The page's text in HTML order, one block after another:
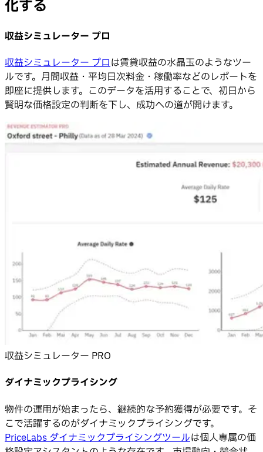
化する
収益シミュレーター プロ
収益シミュレーター プロは賃貸収益の水晶玉のようなツー
ルです。月間収益・平均日次料金・稼働率などのレポートを
即座に提供します。このデータを活用することで、初日から
賢明な価格設定の判断を下し、成功への道が開けます。
収益シミュレーター PRO
ダイナミックプライシング
物件の運用が始まったら、継続的な予約獲得が必要です。そ
こで活躍するのがダイナミックプライシングです。
PriceLabs ダイナミックプライシングツールは個人専属の価